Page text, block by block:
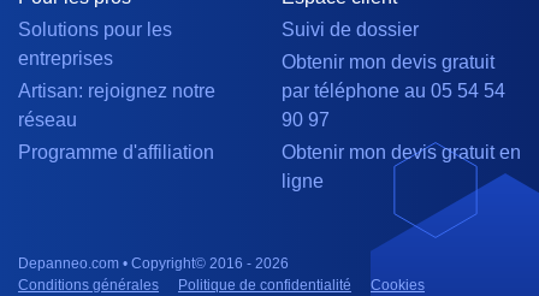
Solutions pour les
entreprises
Artisan: rejoignez notre
réseau
Programme d'affiliation
Suivi de dossier
Obtenir mon devis gratuit
par téléphone au 05 54 54
90 97
Obtenir mon devis gratuit en
ligne
Depanneo.com • Copyright© 2016 - 2026
Conditions générales
Politique de confidentialité Cookies